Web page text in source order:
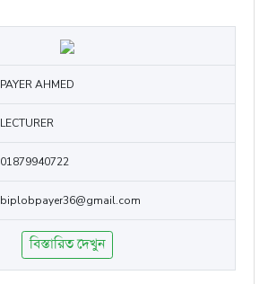
PAYER AHMED
LECTURER
01879940722
biplobpayer36@gmail.com
বিস্তারিত দেখুন